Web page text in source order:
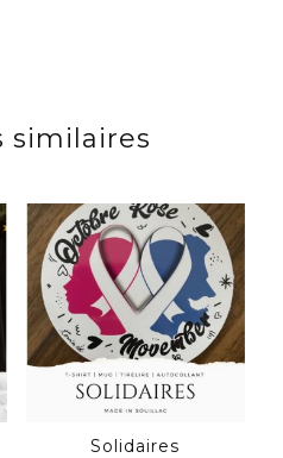
similaires
Solidaires